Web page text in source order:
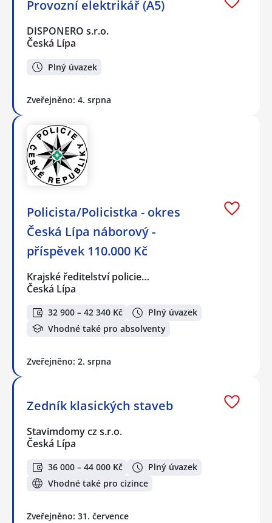
Provozní elektrikář (A5)
DISPONERO s.r.o.
Česká Lípa
Plný úvazek
Zveřejněno: 4. srpna
Policista/Policistka - okres
Česká Lípa náborový -
příspěvek 110.000 Kč
Krajské ředitelství policie…
Česká Lípa
32 900 – 42 340 Kč
Plný úvazek
Vhodné také pro absolventy
Zveřejněno: 2. srpna
Zedník klasických staveb
Stavimdomy cz s.r.o.
Česká Lípa
36 000 – 44 000 Kč
Plný úvazek
Vhodné také pro cizince
Zveřejněno: 31. července